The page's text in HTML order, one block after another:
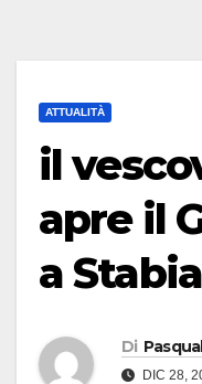
ATTUALITÀ
il
apre il
a Stabia
Di
DIC 28,